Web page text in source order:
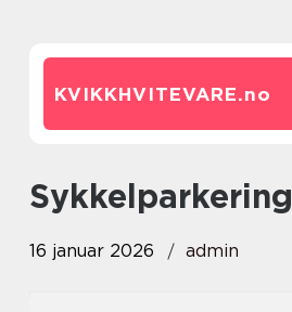
KVIKKHVITEVARE.no
sykkelparkering
16 januar 2026 admin